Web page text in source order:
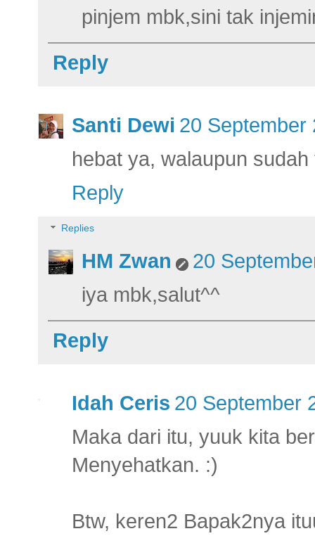
pinjem mbk,sini tak
Reply
Santi Dewi 20 September
hebat ya, walaupun
Reply
Replies
HM Zwan
20
iya mbk,salut^^
Reply
Idah Ceris 20 September
Maka dari itu, yuuk kita
Menyehatkan. :)
Btw, keren2 Bapak2nya